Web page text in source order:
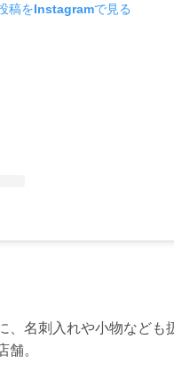
稿をInstagramで見る
、名刺入れや小物など
舗。